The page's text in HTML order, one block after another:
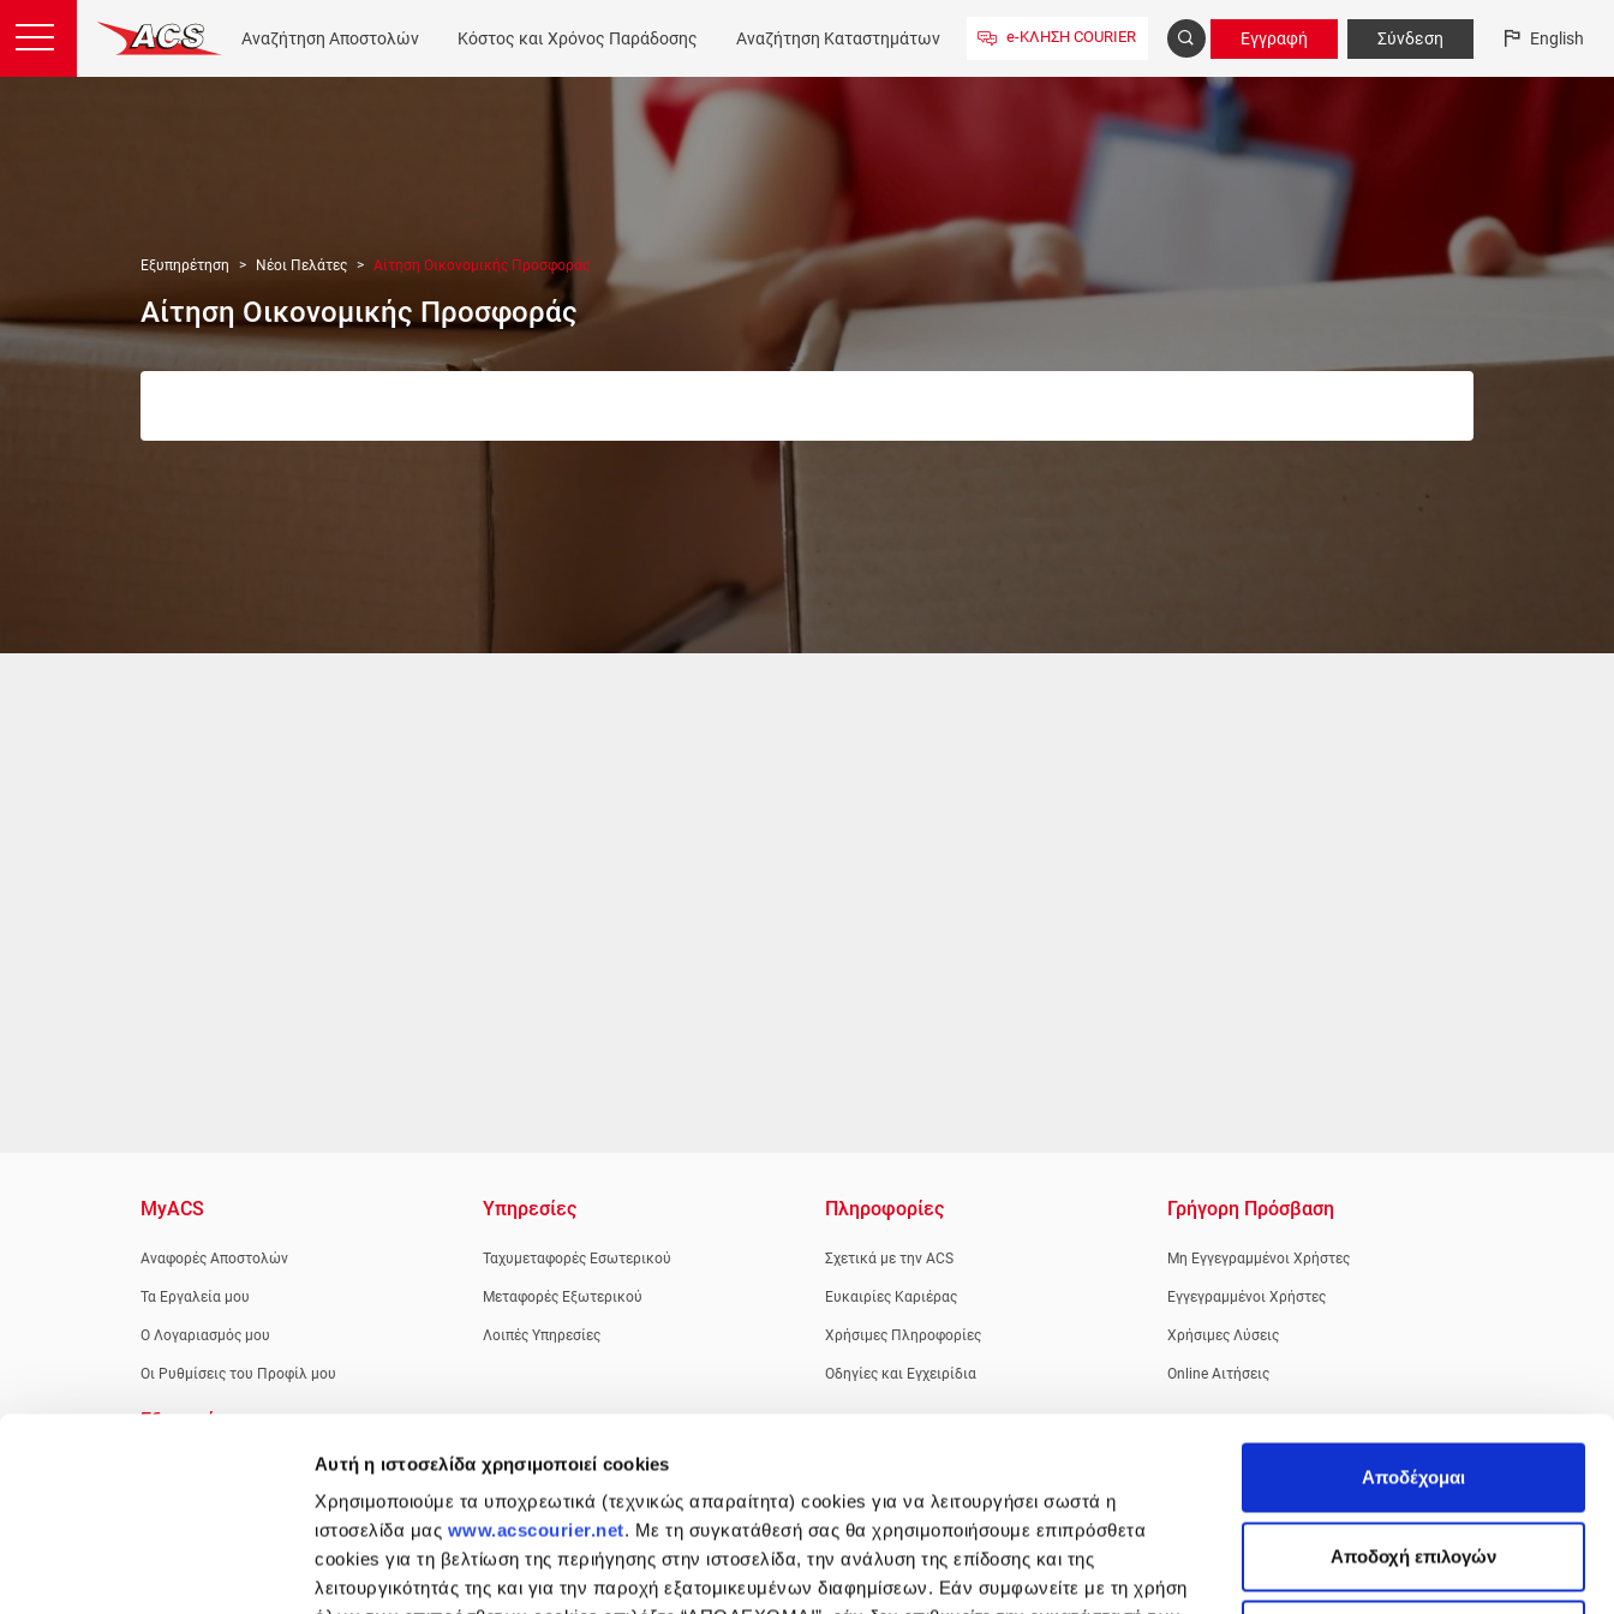
Αυτή η ιστοσελίδα χρησιμοποιεί cookies
Χρησιμοποιούμε τα υποχρεωτικά (τεχνικώς απαραίτητα) cookies για να λειτουργήσει σωστά η
ιστοσελίδα μας www.acscourier.net. Με τη συγκατάθεσή σας θα χρησιμοποιήσουμε επιπρόσθετα
cookies για τη βελτίωση της περιήγησης στην ιστοσελίδα, την ανάλυση της επίδοσης και της
λειτουργικότητάς της και για την παροχή εξατομικευμένων διαφημίσεων. Εάν συμφωνείτε με τη χρήση
Αποδέχομαι
Aποδοχή επιλογών
Αναζήτηση Αποστολών Κόστος και Χρόνος Παράδοσης Αναζήτηση Καταστημάτων Επικοινωνία
e-ΚΛΗΣΗ COURIER Εγγραφή Σύνδεση English
Εξυπηρέτηση Νέοι Πελάτες Αίτηση Οικονομικής Προσφοράς
Αίτηση Οικονομικής Προσφοράς
MyACS
Αναφορές Αποστολών
Τα Εργαλεία μου
Ο Λογαριασμός μου
Οι Ρυθμίσεις του Προφίλ μου
Υπηρεσίες
Ταχυμεταφορές Εσωτερικού
Μεταφορές Εξωτερικού
Λοιπές Υπηρεσίες
Πληροφορίες
Σχετικά με την ACS
Ευκαιρίες Καριέρας
Χρήσιμες Πληροφορίες
Οδηγίες και Εγχειρίδια
Γρήγορη Πρόσβαση
Μη Εγγεγραμμένοι Χρήστες
Εγγεγραμμένοι Χρήστες
Χρήσιμες Λύσεις
Online Αιτήσεις
Εξυπηρέτηση